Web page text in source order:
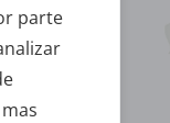
parte